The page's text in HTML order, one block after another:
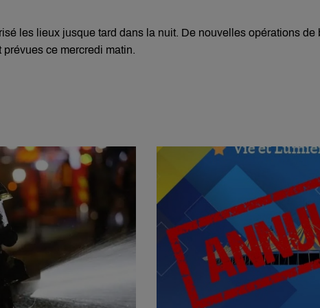
les lieux jusque tard dans la nuit. De nouvelles opérations de
ce mercredi matin.